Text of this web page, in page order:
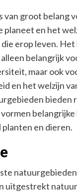
van groot belang
planeet en het
erop leven. Het
belangrijk
maar ook
en het welzijn
bieden
en dieren.
uitgestrekt